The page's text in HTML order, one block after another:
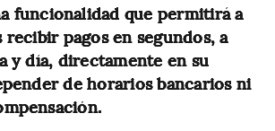
funcionalidad que permitirá a
pagos en segundos, a
y día, directamente en su
de horarios bancarios ni